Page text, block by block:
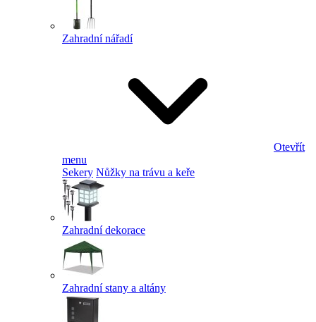
Zahradní nářadí
Otevřít
menu
Sekery Nůžky na trávu a keře
Zahradní dekorace
Zahradní stany a altány